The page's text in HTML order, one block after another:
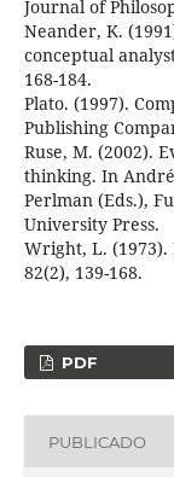
Journal of
Neander, K.
conceptual
168-184.
Plato. (1997).
Publishing
Ruse, M. (2002).
thinking. In
Perlman (Eds.),
University Press.
Wright, L. (1973).
82(2), 139-168.
PDF
PUBLICADO